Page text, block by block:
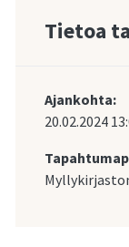
Tietoa
Ajankohta:
20.02.2024